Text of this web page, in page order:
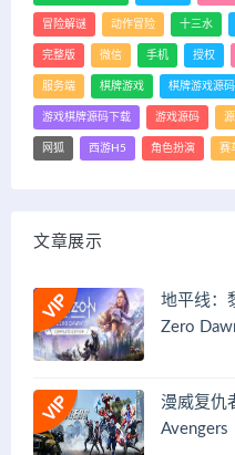
冒险解谜 动作冒险 十三水
完整版 微信 手机 授权
服务端 棋牌游戏 棋牌游戏源码
游戏棋牌源码下载 游戏源码
网狐 西游H5 角色扮演 赛
文章展示
地平线：
Zero
漫威复仇
Avengers